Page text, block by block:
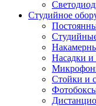
Студийное
Насадки и
Стойки и